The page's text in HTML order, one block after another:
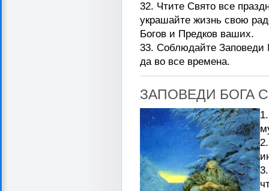
32. Чтите Свято все
украшайте жизнь свою
Богов и Предков ваших.
33. Соблюдайте
да во все времена.
ЗАПОВЕДИ БОГА